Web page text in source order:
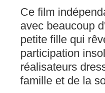
Ce film
avec beaucoup
petite fille qui
participation
réalisateurs
famille et de la